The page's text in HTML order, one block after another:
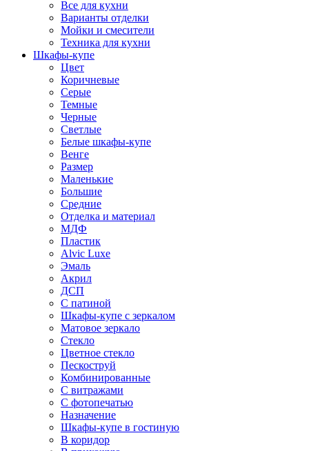
Все для кухни
Варианты отделки
Мойки и смесители
Техника для кухни
Шкафы-купе
Цвет
Коричневые
Серые
Темные
Черные
Светлые
Белые шкафы-купе
Венге
Размер
Маленькие
Большие
Средние
Отделка и материал
МДФ
Пластик
Alvic Luxe
Эмаль
Акрил
ДСП
С патиной
Шкафы-купе с зеркалом
Матовое зеркало
Стекло
Цветное стекло
Пескоструй
Комбинированные
С витражами
С фотопечатью
Назначение
Шкафы-купе в гостиную
В коридор